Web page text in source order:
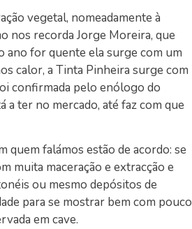
vegetal, nomeadamente à
nos recorda Jorge Moreira, que
ano for quente ela surge com um
calor, a Tinta Pinheira surge com
confirmada pelo enólogo do
a ter no mercado, até faz com que
quem falámos estão de acordo: se
muita maceração e extracção e
ou mesmo depósitos de
para se mostrar bem com pouco
em cave.